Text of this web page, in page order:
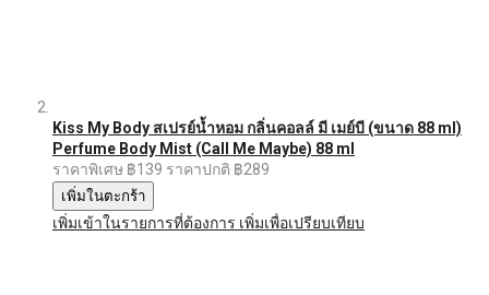
Kiss My Body สเปรย์น้ำหอม กลิ่นคอลล์ มี เมย์บี (ขนาด 88 ml)
Perfume Body Mist (Call Me Maybe) 88 ml
ราคาพิเศษ ฿139 ราคาปกติ ฿289
เพิ่มในตะกร้า
เพิ่มเข้าในรายการที่ต้องการ เพิ่มเพื่อเปรียบเทียบ